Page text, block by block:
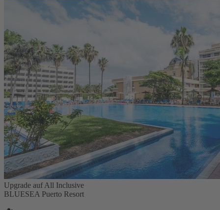
Upgrade auf All Inclusive
BLUESEA Puerto Resort